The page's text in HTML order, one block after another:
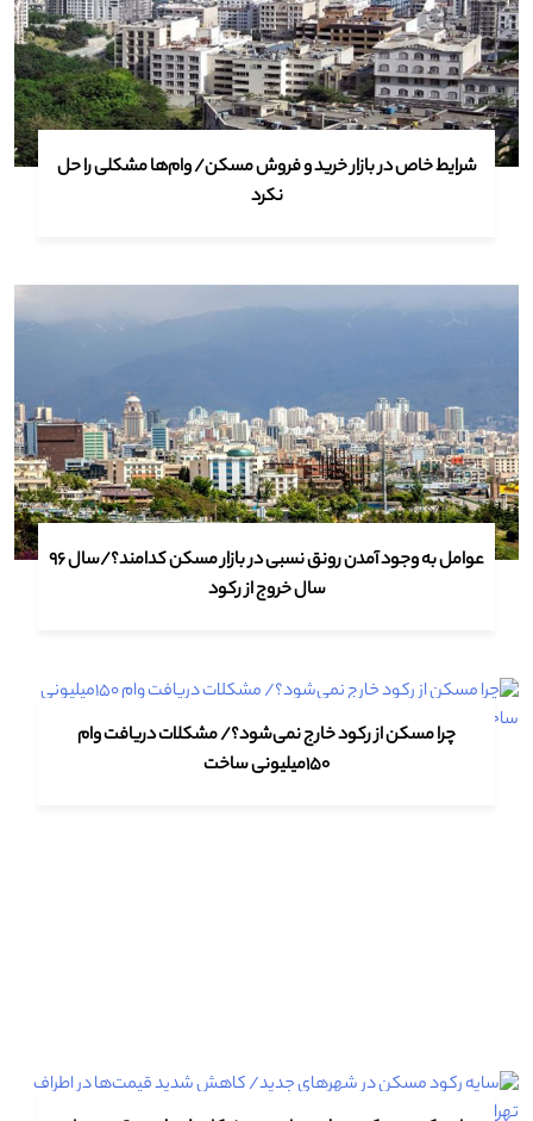
شرایط خاص در بازار خرید و فروش مسکن/ وام‌ها مشکلی را حل
نکرد
عوامل به وجود آمدن رونق نسبی در بازار مسکن کدامند؟/سال ۹۶
سال خروج از رکود
چرا مسکن از رکود خارج نمی‌شود؟/ مشکلات دریافت وام
۱۵۰میلیونی ساخت